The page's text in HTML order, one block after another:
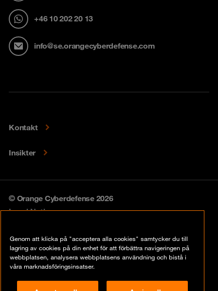
+46 10 202 20 13
info@se.orangecyberdefense.com
Kontakt
Insikter
© Orange Cyberdefense 2026
Legal Notice
Vulnerability policy
Genom att klicka på "acceptera alla cookies" samtycker du till
lagring av cookies på din enhet för att förbättra navigeringen på
webbplatsen, analysera webbplatsens användning och bistå i
våra marknadsföringsinsatser.